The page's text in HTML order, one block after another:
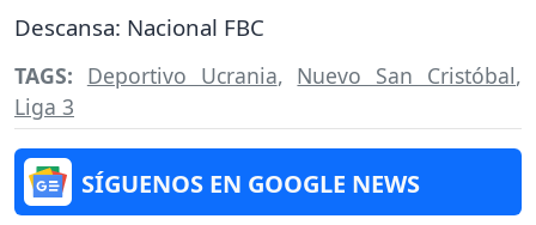
Descansa: Nacional FBC
TAGS: Deportivo Ucrania, Nuevo San Cristóbal,
Liga 3
SÍGUENOS EN GOOGLE NEWS